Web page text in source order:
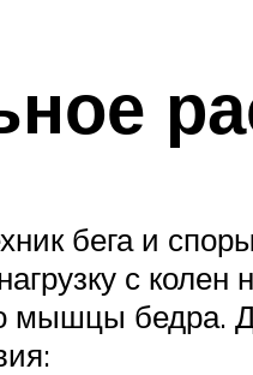
бега и
с
бедра.